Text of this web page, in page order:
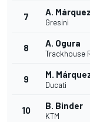
7 A. Márquez
Gresini
8 A. Ogura
Trackhouse
9 M.
Ducati
10 B. Binder
KTM